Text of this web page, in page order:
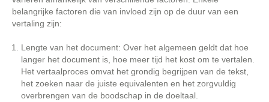
belangrijke factoren die van invloed zijn op de duur van een
vertaling zijn:
Lengte van het document: Over het algemeen geldt dat hoe
langer het document is, hoe meer tijd het kost om te vertalen.
Het vertaalproces omvat het grondig begrijpen van de tekst,
het zoeken naar de juiste equivalenten en het zorgvuldig
overbrengen van de boodschap in de doeltaal.